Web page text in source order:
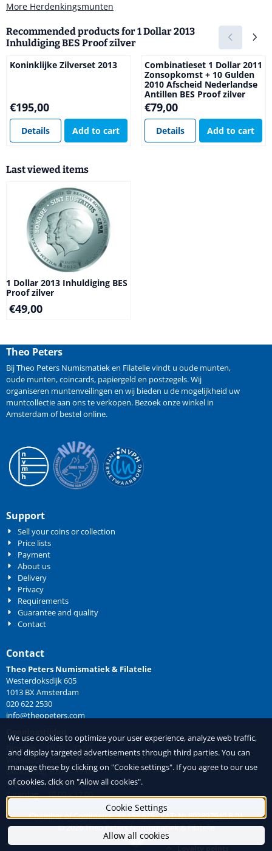
More Herdenkingsmunten
Recommended products for1 Dollar 2013
Inhuldiging BES Proof zilver
Koninklijke Zilverset 2013
Price: 195,00
€195,00
Details Add to cart
Combinatieset 1 Dollar 2011
Zonsopkomst + 10 Gulden
2010 Afscheid Nederlandse
Antillen BES Proof zilver
Price: 79,00
€79,00
Details Add to cart
Last viewed items
1 Dollar 2013 Inhuldiging BES
Proof zilver
€49,00
Theo Peters
Bij Theo Peters Numismatiek en Filatelie vindt u oude munten,
oude munten,coincards, papiergeld en postzegels. Wij
organiseren muntenveilingen en wij bieden u de mogelijkheid uw
muntcollectie aan ons te verkopen. Bezoek onze winkel in
Amsterdam of bestel online.
Support
Sell your coins or collection
Price lists
Payment
About us
Delivery
Privacy
Requirements
Guarantee and quality
Contact
Contact
Theo Peters Numismatiek & Filatelie
Westerdoksdijk 605
1013 BX Amsterdam
020 622 2530
info@theopeters.com
Dinsdag 10.00 – 17.00
Woensdag 10.00 – 17.00
Donderdag 10.00 – 17.00
Vrijdag 10.00 – 17.00
Zaterdag 10.00 – 17.00
Chamber of Commerce: 33.153.675 - VAT: NL802897940.B.01
©2026Theo Peters Numismatiek & Filatelie
Loyalty points
We use cookies to optimize your user experience, analyze web traffic,
and display targeted advertisements through third parties. You can
manage these by clicking on "Cookie settings". If you agree to our use
of cookies, click on "Allow all cookies".
Cookie Settings
Allow all cookies